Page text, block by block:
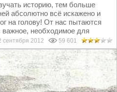
историю, тем больше
абсолютно всё искажено и
на голову! От нас пытаются
важное, необходимое для
сентября 2012 59 601